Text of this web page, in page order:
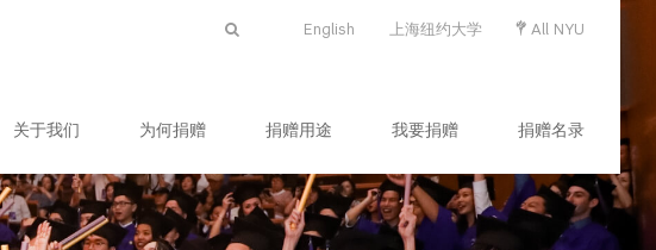
表
单
English 上海纽约大学 All NYU
关于我们 为何捐赠 捐赠用途 我要捐赠 捐赠名录
Schools
Arts and Science